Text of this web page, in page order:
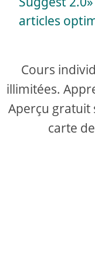
articles
Cours
illimitées.
Aperçu gratuit
carte